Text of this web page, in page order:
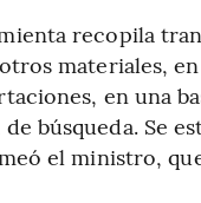
recopila
materiales,
en una
búsqueda. Se
el ministro,